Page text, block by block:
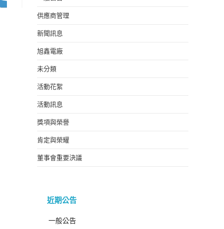
供應商管理
新聞訊息
旭鑫電廠
未分類
活動花絮
活動訊息
獎項與榮譽
肯定與榮耀
董事會重要決議
近期公告
一般公告